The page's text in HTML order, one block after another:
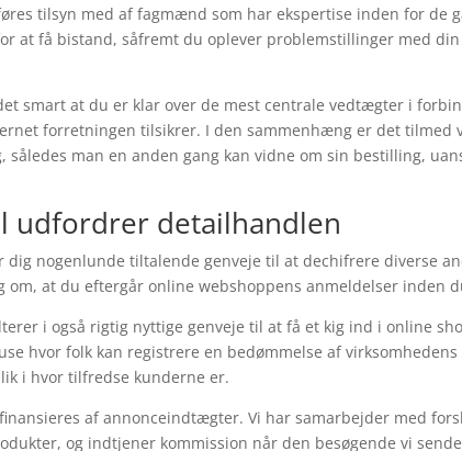
tilsyn med af fagmænd som har ekspertise inden for de
at få bistand, såfremt du oplever problemstillinger med
smart at du er klar over de mest centrale vedtægter i
forretningen tilsikrer. I den sammenhæng er det tilmed
således man en anden gang kan vidne om sin bestilling,
udfordrer detailhandlen
dig nogenlunde tiltalende genveje til at dechifrere diverse
om, at du eftergår online webshoppens anmeldelser inden
i også rigtig nyttige genveje til at få et kig ind i online
hvor folk kan registrere en bedømmelse af
i hvor tilfredse kunderne er.
af annonceindtægter. Vi har samarbejder med
og indtjener kommission når den besøgende vi